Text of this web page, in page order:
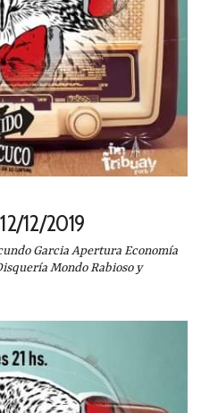
12/2019
Garcia Apertura Economía
Mondo Rabioso y